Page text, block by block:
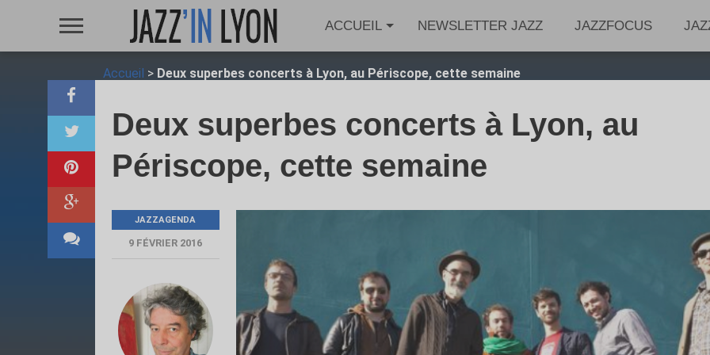
ACCUEIL NEWSLETTER JAZZ JAZZFOCUS
Accueil > Deux superbes concerts à Lyon, au Périscope, cette semaine
Deux superbes concerts à Lyon, au
Périscope, cette semaine
JAZZAGENDA
9 FÉVRIER 2016